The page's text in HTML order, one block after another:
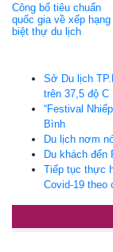
Công bố tiêu chuẩn
quốc gia về xếp hạng
biệt thự du lịch
Sở Du lịch
trên 37,5 độ C
“Festival
Bình
Du lịch nơm
Du khách đến
Tiếp tục thực
Covid-19 theo